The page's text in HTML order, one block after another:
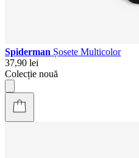
Spiderman Șosete Multicolor
37,90 lei
Colecție nouă